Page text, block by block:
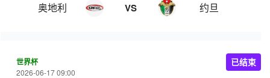
奥地利 VS 约旦
世界杯
2026-06-17 09:00
已结束